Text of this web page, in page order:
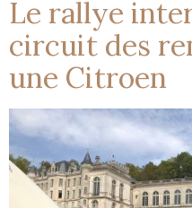
Le rallye
circuit des
une Citroen